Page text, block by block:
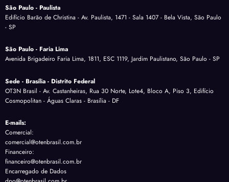
São Paulo - Paulista
Edifício Barão de Christina - Av. Paulista, 1471 - Sala 1407 - Bela Vista, São Paulo
- SP
São Paulo - Faria Lima
Avenida Brigadeiro Faria Lima, 1811, ESC 1119, Jardim Paulistano, São Paulo - SP
Sede - Brasília - Distrito Federal
OT3N Brasil - Av. Castanheiras, Rua 30 Norte, Lote4, Bloco A, Piso 3, Edifício
Cosmopolitan - Águas Claras - Brasília - DF
E-mails:
Comercial:
comercial@otenbrasil.com.br
Financeiro:
financeiro@otenbrasil.com.br
Encarregado de Dados